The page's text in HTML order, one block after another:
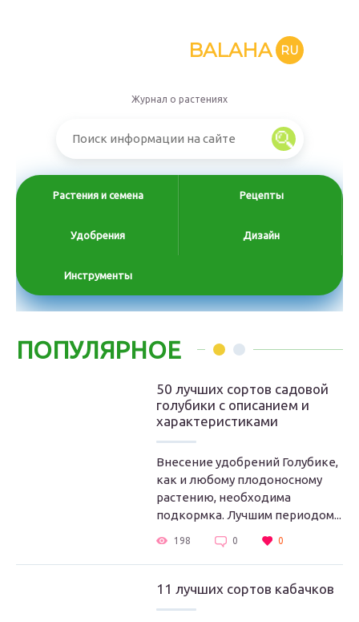
BALAHA RU
Журнал о растениях
Растения и семена Рецепты
Удобрения Дизайн
Инструменты
ПОПУЛЯРНОЕ
50 лучших сортов садовой
голубики с описанием и
характеристиками
Внесение удобрений Голубике,
как и любому плодоносному
растению, необходима
подкормка. Лучшим периодом...
198 0 0
11 лучших сортов кабачков